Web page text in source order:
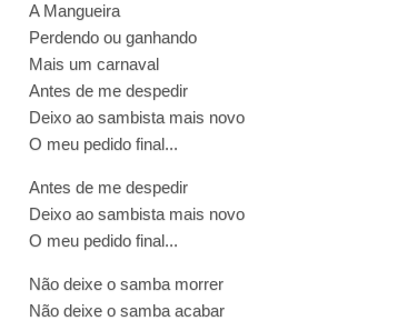
A Mangueira
Perdendo ou ganhando
Mais um carnaval
Antes de me despedir
Deixo ao sambista mais novo
O meu pedido final...
Antes de me despedir
Deixo ao sambista mais novo
O meu pedido final...
Não deixe o samba morrer
Não deixe o samba acabar